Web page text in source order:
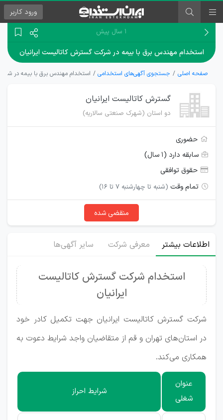
ورود کاربر
۱ سال پیش
استخدام مهندس برق با بیمه در شرکت گسترش کاتالیست ایرانیان
صفحه اصلی جستجوی آگهی‌های استخدامی استخدام مهندس برق با بیمه در
گسترش کاتالیست ایرانیان
دو استان (شهرک صنعتی سالاریه)
حضوری
سابقه دارد (۱ سال)
حقوق توافقی
تمام وقت (شنبه تا چهارشنبه 7 تا 16)
منقضی شده
اطلاعات بیشتر معرفی شرکت سایر آگهی‌ها
استخدام شرکت گسترش کاتالیست
ایرانیان
شرکت گسترش کاتالیست ایرانیان جهت تکمیل کادر خود
در استان‌های تهران و قم از متقاضیان واجد شرایط دعوت به
همکاری می‌کند.
عنوان
شغلی
شرایط احراز